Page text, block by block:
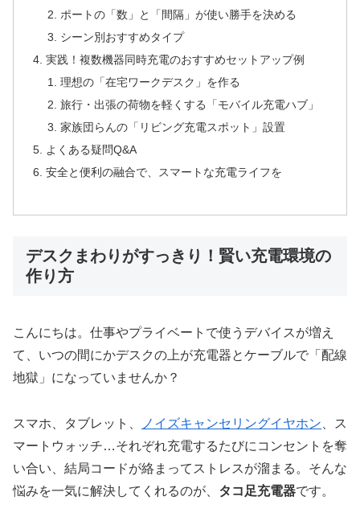
ポートの「数」と「間隔」が使い勝手を決める
シーン別おすすめタイプ
実践！複数機器同時充電のおすすめセットアップ例
理想の「在宅ワークデスク」を作る
旅行・出張の荷物を軽くする「モバイル充電ハブ」
家族団らんの「リビング充電スポット」設置
よくある疑問Q&A
安全と便利の融合で、スマートな充電ライフを
デスクまわりがすっきり！賢い充電環境の
作り方
こんにちは。仕事やプライベートで使うデバイスが増え
て、いつの間にかデスクの上が充電器とケーブルで「配線
地獄」になっていませんか？
スマホ、タブレット、 ノイズキャンセリングイヤホン 、ス
マートウォッチ…それぞれ充電するたびにコンセントを奪
い合い、結局コードが絡まってストレスが溜まる。そんな
悩みを一気に解決してくれるのが、 タコ足充電器です。